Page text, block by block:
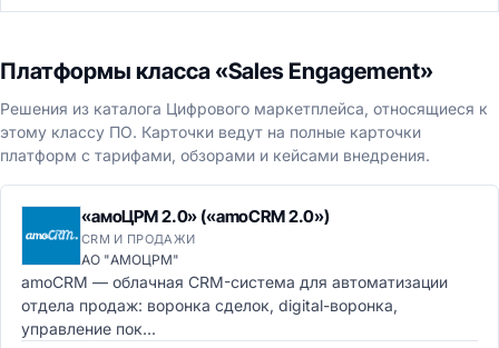
Платформы класса «Sales Engagement»
Решения из каталога Цифрового маркетплейса, относящиеся к
этому классу ПО. Карточки ведут на полные карточки
платформ с тарифами, обзорами и кейсами внедрения.
«амоЦРМ 2.0» («amoCRM 2.0»)
CRM И ПРОДАЖИ
АО "АМОЦРМ"
amoCRM — облачная CRM-система для автоматизации
отдела продаж: воронка сделок, digital-воронка,
управление пок...